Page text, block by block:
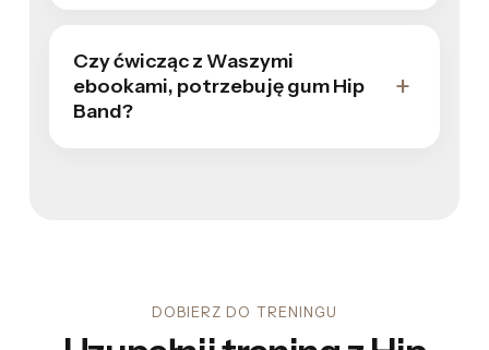
Czy ćwicząc z Waszymi
ebookami, potrzebuję gum Hip
Band?
DOBIERZ DO TRENINGU